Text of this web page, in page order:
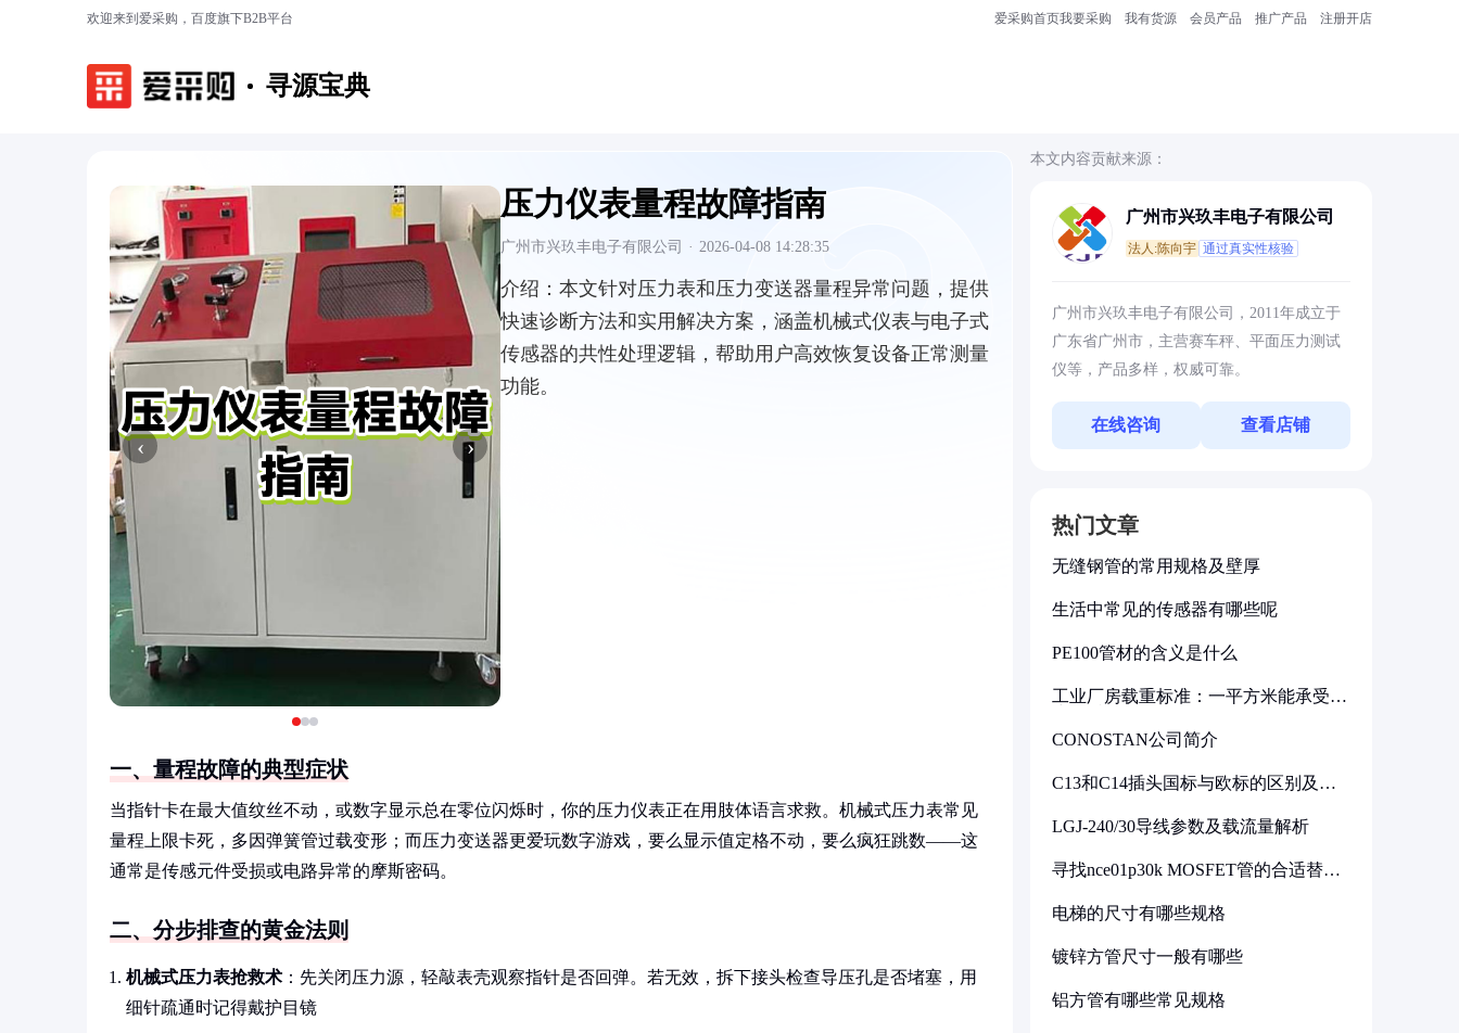
欢迎来到爱采购，百度旗下B2B平台 爱采购首页我要采购 我有货源 会员产品 推广产品 注册开店
寻源宝典
‹ ›
压力仪表量程故障指南
广州市兴玖丰电子有限公司 · 2026-04-08 14:28:35
介绍： 本文针对压力表和压力变送器量程异常问题，提供
快速诊断方法和实用解决方案，涵盖机械式仪表与电子式
传感器的共性处理逻辑，帮助用户高效恢复设备正常测量
功能。
一、量程故障的典型症状
当指针卡在最大值纹丝不动，或数字显示总在零位闪烁时，你的压力仪表正在用肢体语言求救。机械式压力表常见
量程上限卡死，多因弹簧管过载变形；而压力变送器更爱玩数字游戏，要么显示值定格不动，要么疯狂跳数——这
通常是传感元件受损或电路异常的摩斯密码。
二、分步排查的黄金法则
机械式压力表抢救术 ：先关闭压力源，轻敲表壳观察指针是否回弹。若无效，拆下接头检查导压孔是否堵塞，用
细针疏通时记得戴护目镜
本文内容贡献来源：
广州市兴玖丰电子有限公司
法人:陈向宇 通过真实性核验
广州市兴玖丰电子有限公司，2011年成立于
广东省广州市，主营赛车秤、平面压力测试
仪等，产品多样，权威可靠。
在线咨询 查看店铺
热门文章
无缝钢管的常用规格及壁厚
生活中常见的传感器有哪些呢
PE100管材的含义是什么
工业厂房载重标准：一平方米能承受多
CONOSTAN公司简介
C13和C14插头国标与欧标的区别及其
LGJ-240/30导线参数及载流量解析
寻找nce01p30k MOSFET管的合适替代
电梯的尺寸有哪些规格
镀锌方管尺寸一般有哪些
铝方管有哪些常见规格